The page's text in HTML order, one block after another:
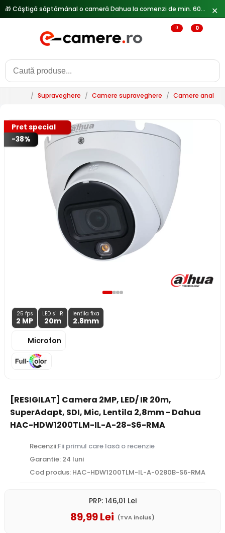
✕
0 0
/ Supraveghere / Camere supraveghere / Camere
Pret special
-38%
25 fps
2 MP
LED si IR
20m
lentila fixa
2.8mm
Microfon
[RESIGILAT] Camera 2MP, LED/ IR 20m,
SuperAdapt, SDI, Mic, Lentila 2,8mm - Dahua
HAC-HDW1200TLM-IL-A-28-S6-RMA
Recenzii:Fii primul care lasă o recenzie
Garantie: 24 luni
Cod produs: HAC-HDW1200TLM-IL-A-0280B-S6-RMA
PRP: 146,01 Lei
89,99Lei (TVA inclus)